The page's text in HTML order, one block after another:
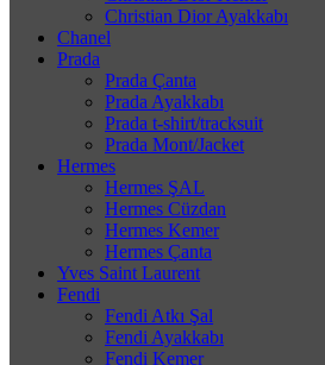
Christian Dior Ayakkabı
Chanel
Prada
Prada Çanta
Prada Ayakkabı
Prada t-shirt/tracksuit
Prada Mont/Jacket
Hermes
Hermes ŞAL
Hermes Cüzdan
Hermes Kemer
Hermes Çanta
Yves Saint Laurent
Fendi
Fendi Atkı Şal
Fendi Ayakkabı
Fendi Kemer